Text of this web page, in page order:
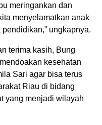
meringankan dan
menyelamatkan anak
ungkapnya.
terima kasih, Bung
kesehatan
Sari agar bisa terus
Riau di bidang
yang menjadi wilayah